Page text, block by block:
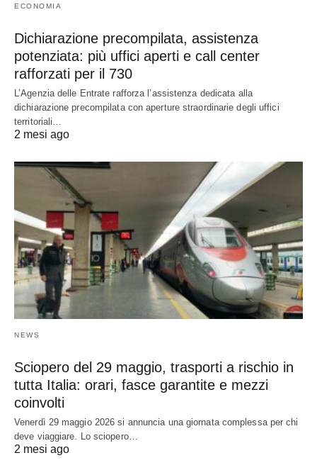
ECONOMIA
Dichiarazione precompilata, assistenza
potenziata: più uffici aperti e call center
rafforzati per il 730
L’Agenzia delle Entrate rafforza l’assistenza dedicata alla
dichiarazione precompilata con aperture straordinarie degli uffici
territoriali…
2 mesi ago
NEWS
Sciopero del 29 maggio, trasporti a rischio in
tutta Italia: orari, fasce garantite e mezzi
coinvolti
Venerdì 29 maggio 2026 si annuncia una giornata complessa per chi
deve viaggiare. Lo sciopero…
2 mesi ago